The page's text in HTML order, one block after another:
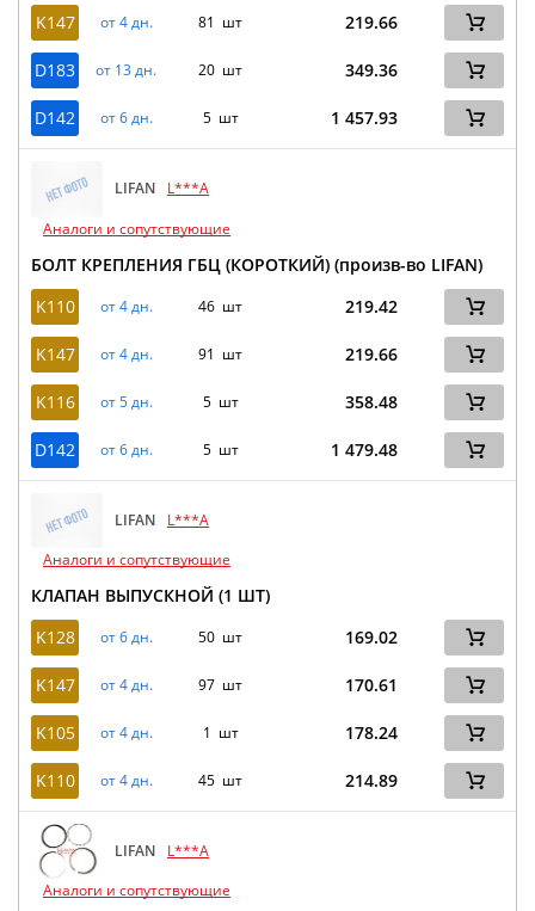
K147 от 4 дн. 81 шт 219.66
D183 от 13 дн. 20 шт 349.36
D142 от 6 дн. 5 шт 1 457.93
LIFAN
L***A
Аналоги и сопутствующие
БОЛТ КРЕПЛЕНИЯ ГБЦ (КОРОТКИЙ) (произв-во LIFAN)
K110
от 4 дн. 46 шт 219.42
K147 от 4 дн. 91 шт 219.66
K116 от 5 дн. 5 шт 358.48
D142 от 6 дн. 5 шт 1 479.48
LIFAN
L***A
Аналоги и сопутствующие
КЛАПАН ВЫПУСКНОЙ (1 ШТ)
K128
от 6 дн. 50 шт 169.02
K147 от 4 дн. 97 шт 170.61
K105 от 4 дн. 1 шт 178.24
K110 от 4 дн. 45 шт 214.89
LIFAN
L***A
Аналоги и сопутствующие